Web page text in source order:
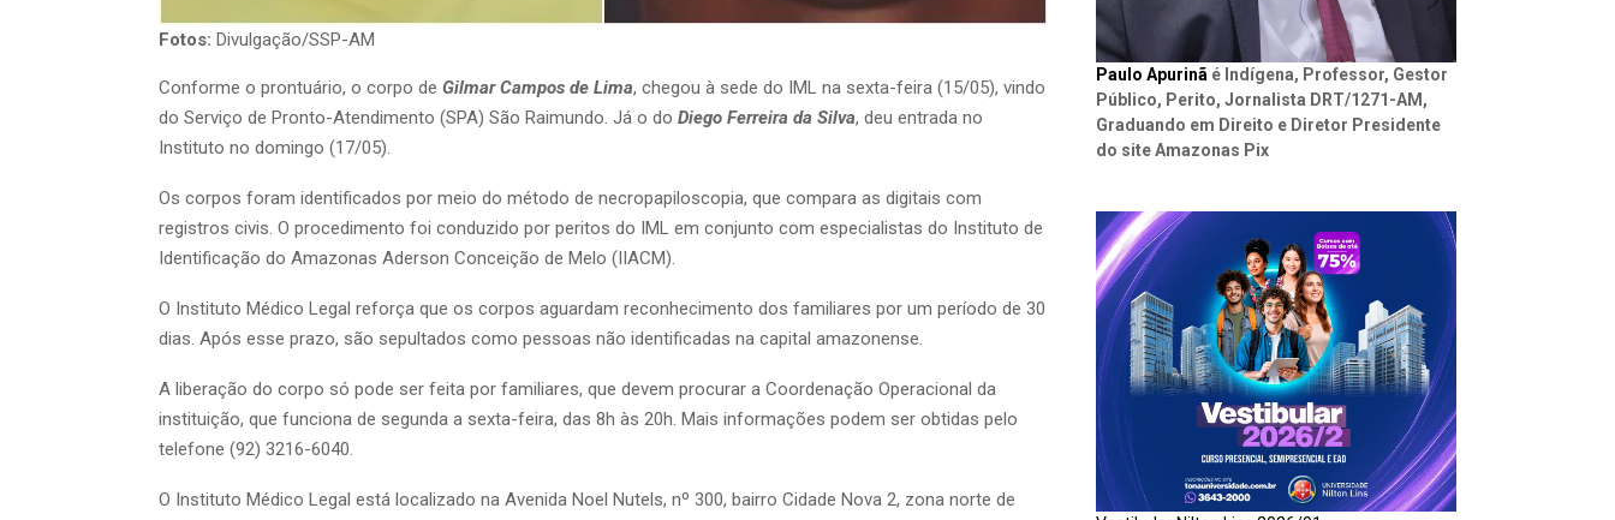
Fotos: Divulgação/SSP-AM
Conforme o prontuário, o corpo de Gilmar Campos de Lima, chegou à sede do IML na sexta-feira (15/05), vindo
do Serviço de Pronto-Atendimento (SPA) São Raimundo. Já o do Diego Ferreira da Silva, deu entrada no
Instituto no domingo (17/05).
Os corpos foram identificados por meio do método de necropapiloscopia, que compara as digitais com
registros civis. O procedimento foi conduzido por peritos do IML em conjunto com especialistas do Instituto de
Identificação do Amazonas Aderson Conceição de Melo (IIACM).
O Instituto Médico Legal reforça que os corpos aguardam reconhecimento dos familiares por um período de 30
dias. Após esse prazo, são sepultados como pessoas não identificadas na capital amazonense.
A liberação do corpo só pode ser feita por familiares, que devem procurar a Coordenação Operacional da
instituição, que funciona de segunda a sexta-feira, das 8h às 20h. Mais informações podem ser obtidas pelo
telefone (92) 3216-6040.
O Instituto Médico Legal está localizado na Avenida Noel Nutels, nº 300, bairro Cidade Nova 2, zona norte de
Paulo Apurinã é Indígena, Professor, Gestor
Público, Perito, Jornalista DRT/1271-AM,
Graduando em Direito e Diretor Presidente
do site Amazonas Pix